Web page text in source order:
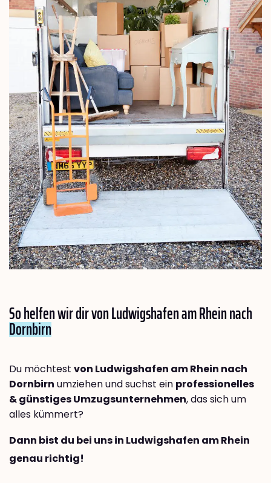
So helfen wir dir von Ludwigshafen am Rhein nach
Dornbirn
Du möchtest von Ludwigshafen am Rhein nach
Dornbirn umziehen und suchst ein professionelles
& günstiges Umzugsunternehmen, das sich um
alles kümmert?
Dann bist du bei uns in Ludwigshafen am Rhein
genau richtig!